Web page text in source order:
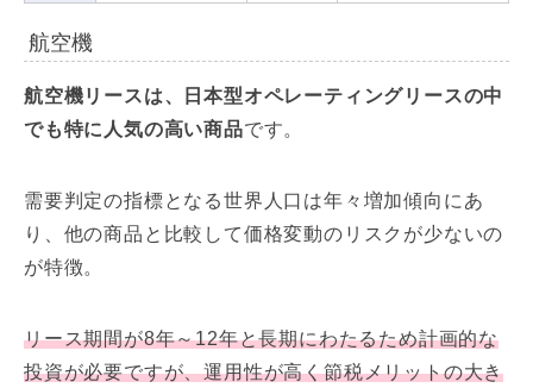
航空機
航空機リースは、日本型オペレーティングリースの中
でも特に人気の高い商品です。
需要判定の指標となる世界人口は年々増加傾向にあ
り、他の商品と比較して価格変動のリスクが少ないの
が特徴。
リース期間が8年～12年と長期にわたるため計画的な
投資が必要ですが、運用性が高く節税メリットの大き